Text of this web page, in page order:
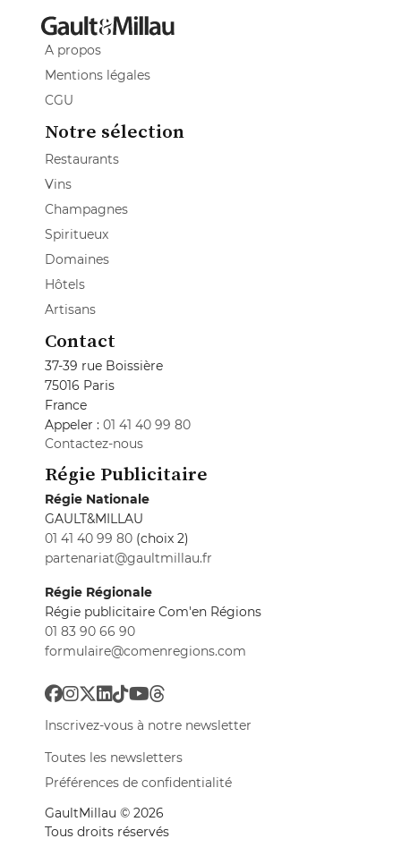
A propos
Mentions légales
CGU
Notre sélection
Restaurants
Vins
Champagnes
Spiritueux
Domaines
Hôtels
Artisans
Contact
37-39 rue Boissière
75016 Paris
France
Appeler : 01 41 40 99 80
Contactez-nous
Régie Publicitaire
Régie Nationale
GAULT&MILLAU
01 41 40 99 80 (choix 2)
partenariat@gaultmillau.fr
Régie Régionale
Régie publicitaire Com'en Régions
01 83 90 66 90
formulaire@comenregions.com
Inscrivez-vous à notre newsletter
Toutes les newsletters
Préférences de confidentialité
GaultMillau © 2026
Tous droits réservés